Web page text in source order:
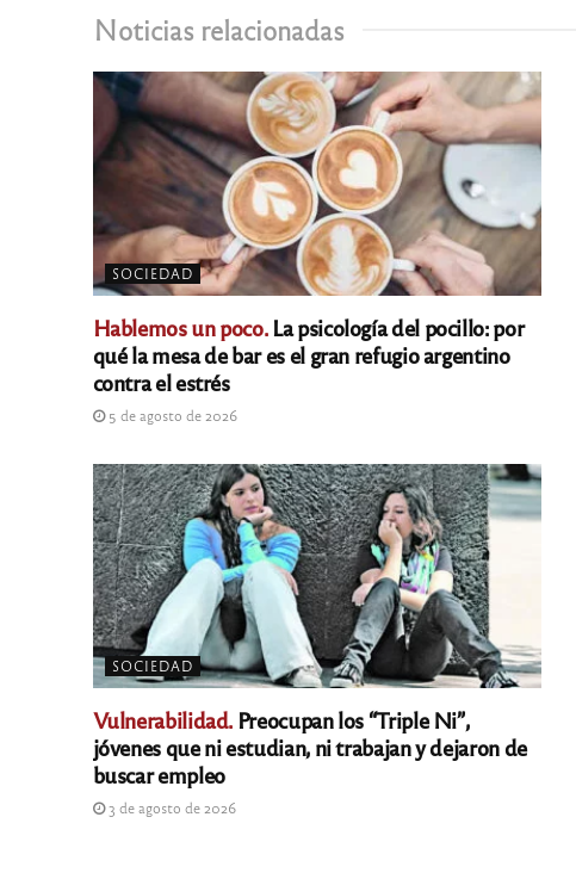
Noticias relacionadas
SOCIEDAD
Hablemos un poco.La psicología del pocillo: por
qué la mesa de bar es el gran refugio argentino
contra el estrés
5 de agosto de 2026
SOCIEDAD
Vulnerabilidad. Preocupan los “Triple Ni”,
jóvenes que ni estudian, ni trabajan y dejaron de
buscar empleo
3 de agosto de 2026